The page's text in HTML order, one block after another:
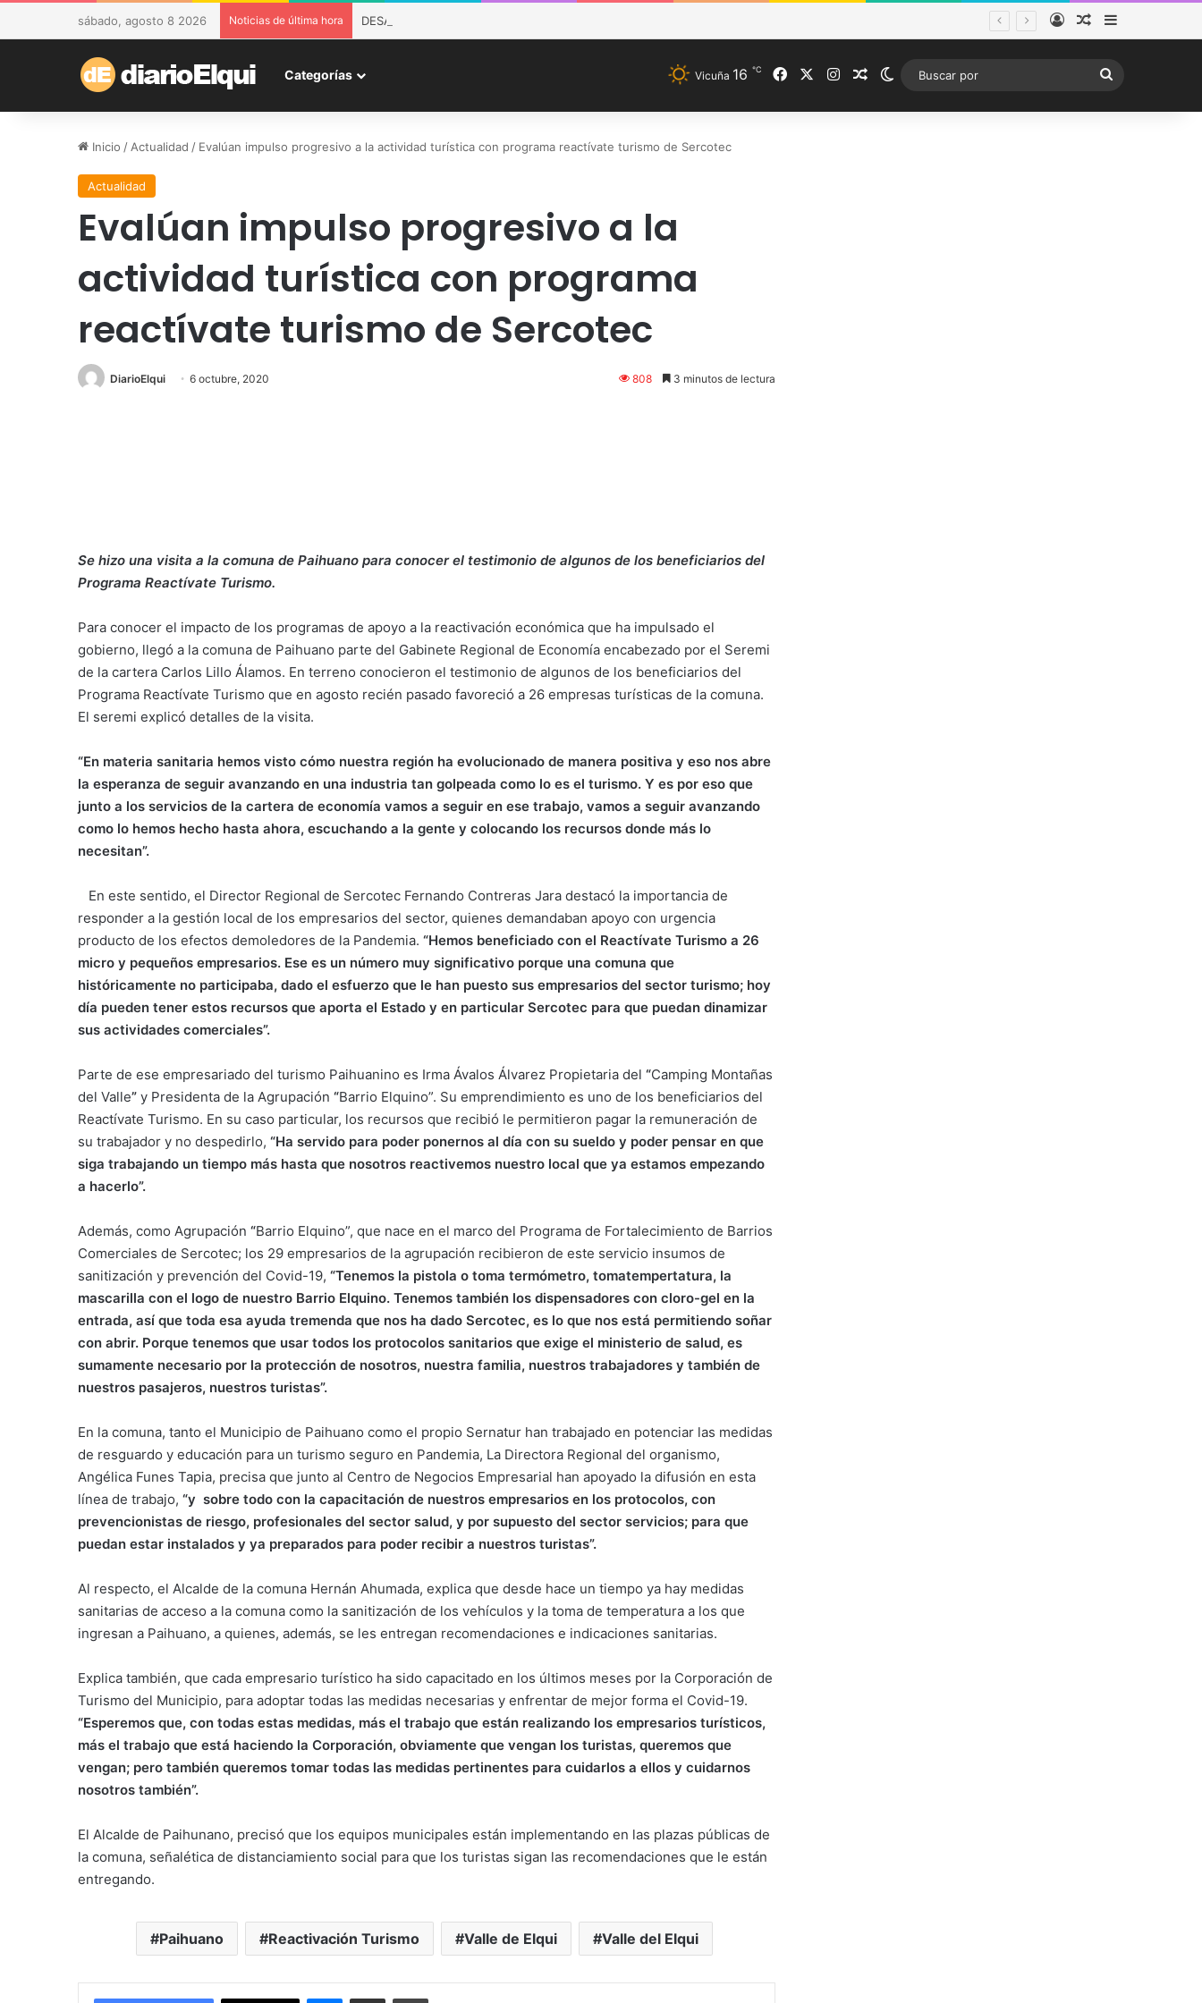
sábado, agosto 8 2026 Noticias de última hora DESAM de Vicuña fortalece preparación de las postas rurales ante intenso sistema frontal AccesoPublicación al
Barra lateral
Categorías Vicuña 16 ℃ FacebookInstagramPublicación al azar
Switch skin
Buscar
Inicio / Actualidad / Evalúan impulso progresivo a la actividad turística con programa reactívate turismo de Sercotec
Actualidad
Evalúan impulso progresivo a la
actividad turística con programa
reactívate turismo de Sercotec
DiarioElqui 6 octubre, 2020 808 3 minutos de lectura
Se hizo una visita a la comuna de Paihuano para conocer el testimonio de algunos de los beneficiarios del
Programa Reactívate Turismo.
Para conocer el impacto de los programas de apoyo a la reactivación económica que ha impulsado el
gobierno, llegó a la comuna de Paihuano parte del Gabinete Regional de Economía encabezado por el Seremi
de la cartera Carlos Lillo Álamos. En terreno conocieron el testimonio de algunos de los beneficiarios del
Programa Reactívate Turismo que en agosto recién pasado favoreció a 26 empresas turísticas de la comuna.
El seremi explicó detalles de la visita.
“En materia sanitaria hemos visto cómo nuestra región ha evolucionado de manera positiva y eso nos abre
la esperanza de seguir avanzando en una industria tan golpeada como lo es el turismo. Y es por eso que
junto a los servicios de la cartera de economía vamos a seguir en ese trabajo, vamos a seguir avanzando
como lo hemos hecho hasta ahora, escuchando a la gente y colocando los recursos donde más lo
necesitan”.
En este sentido, el Director Regional de Sercotec Fernando Contreras Jara destacó la importancia de
responder a la gestión local de los empresarios del sector, quienes demandaban apoyo con urgencia
producto de los efectos demoledores de la Pandemia. “Hemos beneficiado con el Reactívate Turismo a 26
micro y pequeños empresarios. Ese es un número muy significativo porque una comuna que
históricamente no participaba, dado el esfuerzo que le han puesto sus empresarios del sector turismo; hoy
día pueden tener estos recursos que aporta el Estado y en particular Sercotec para que puedan dinamizar
sus actividades comerciales”.
Parte de ese empresariado del turismo Paihuanino es Irma Ávalos Álvarez Propietaria del “Camping Montañas
del Valle” y Presidenta de la Agrupación “Barrio Elquino”. Su emprendimiento es uno de los beneficiarios del
Reactívate Turismo. En su caso particular, los recursos que recibió le permitieron pagar la remuneración de
su trabajador y no despedirlo, “Ha servido para poder ponernos al día con su sueldo y poder pensar en que
siga trabajando un tiempo más hasta que nosotros reactivemos nuestro local que ya estamos empezando
a hacerlo”.
Además, como Agrupación “Barrio Elquino”, que nace en el marco del Programa de Fortalecimiento de Barrios
Comerciales de Sercotec; los 29 empresarios de la agrupación recibieron de este servicio insumos de
sanitización y prevención del Covid-19, “Tenemos la pistola o toma termómetro, tomatempertatura, la
mascarilla con el logo de nuestro Barrio Elquino. Tenemos también los dispensadores con cloro-gel en la
entrada, así que toda esa ayuda tremenda que nos ha dado Sercotec, es lo que nos está permitiendo soñar
con abrir. Porque tenemos que usar todos los protocolos sanitarios que exige el ministerio de salud, es
sumamente necesario por la protección de nosotros, nuestra familia, nuestros trabajadores y también de
nuestros pasajeros, nuestros turistas”.
En la comuna, tanto el Municipio de Paihuano como el propio Sernatur han trabajado en potenciar las medidas
de resguardo y educación para un turismo seguro en Pandemia, La Directora Regional del organismo,
Angélica Funes Tapia, precisa que junto al Centro de Negocios Empresarial han apoyado la difusión en esta
línea de trabajo, “y sobre todo con la capacitación de nuestros empresarios en los protocolos, con
prevencionistas de riesgo, profesionales del sector salud, y por supuesto del sector servicios; para que
puedan estar instalados y ya preparados para poder recibir a nuestros turistas”.
Al respecto, el Alcalde de la comuna Hernán Ahumada, explica que desde hace un tiempo ya hay medidas
sanitarias de acceso a la comuna como la sanitización de los vehículos y la toma de temperatura a los que
ingresan a Paihuano, a quienes, además, se les entregan recomendaciones e indicaciones sanitarias.
Explica también, que cada empresario turístico ha sido capacitado en los últimos meses por la Corporación de
Turismo del Municipio, para adoptar todas las medidas necesarias y enfrentar de mejor forma el Covid-19.
“Esperemos que, con todas estas medidas, más el trabajo que están realizando los empresarios turísticos,
más el trabajo que está haciendo la Corporación, obviamente que vengan los turistas, queremos que
vengan; pero también queremos tomar todas las medidas pertinentes para cuidarlos a ellos y cuidarnos
nosotros también”.
El Alcalde de Paihunano, precisó que los equipos municipales están implementando en las plazas públicas de
la comuna, señalética de distanciamiento social para que los turistas sigan las recomendaciones que le están
entregando.
Paihuano Reactivación Turismo Valle de Elqui Valle del Elqui
MessengerCompartir por correo electrónicoImprimir